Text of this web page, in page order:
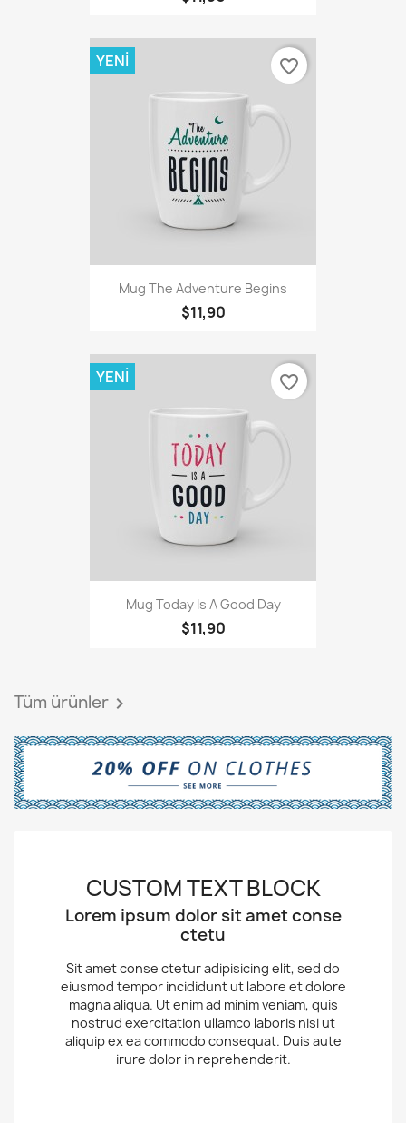
Mug The Adventure Begins
$11,90
YENI favorite_border
Mug Today Is A Good Day
$11,90
YENI favorite_border
Tüm ürünler 
CUSTOM TEXT BLOCK
Lorem ipsum dolor sit amet conse
ctetu
Sit amet conse ctetur adipisicing elit, sed do
eiusmod tempor incididunt ut labore et dolore
magna aliqua. Ut enim ad minim veniam, quis
nostrud exercitation ullamco laboris nisi ut
aliquip ex ea commodo consequat. Duis aute
irure dolor in reprehenderit.